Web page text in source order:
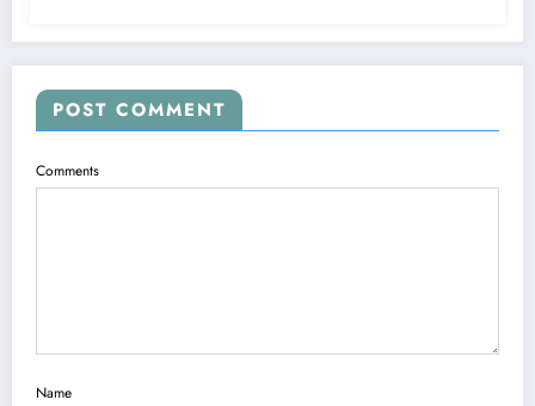
POST COMMENT
Comments
Name